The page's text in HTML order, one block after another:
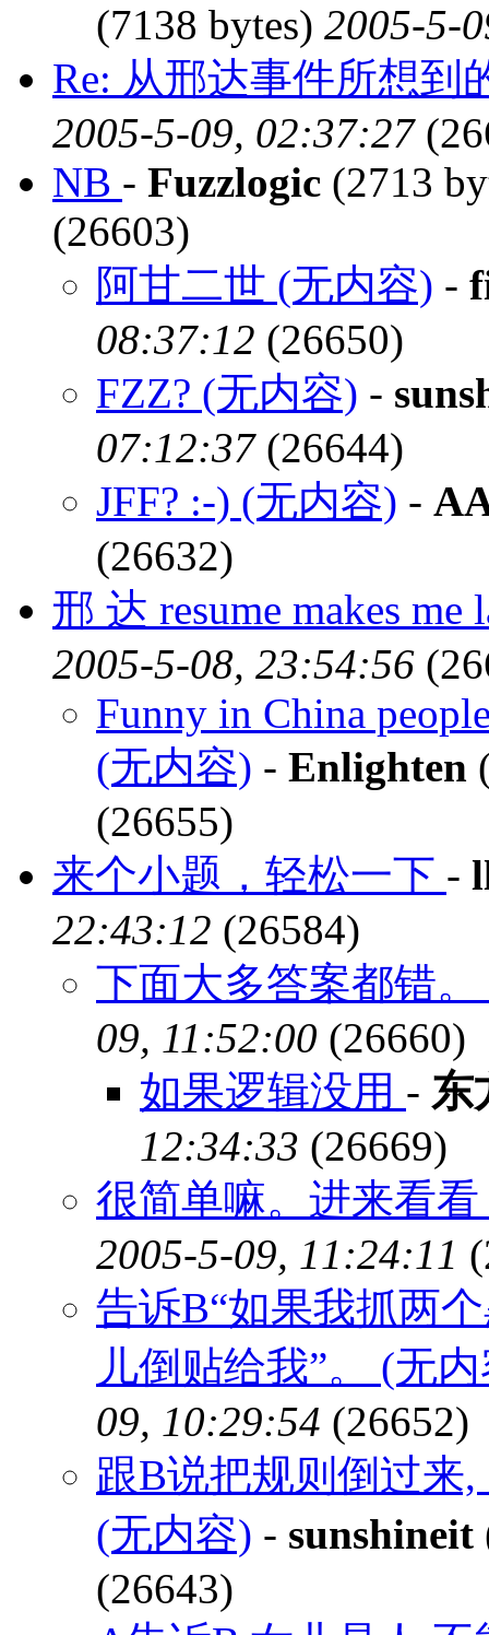
(7138 bytes) 2005-5-
Re: 从邢达事件所想到
2005-5-09, 02:37:27
NB - Fuzzlogic (2713
(26603)
阿甘二世 (无内容) -
08:37:12 (26650)
FZZ? (无内容) -
07:12:37(26644)
JFF? :-) (无内容) -
(26632)
邢 达 resume makes
2005-5-08, 23:54:56
Funny in China
(无内容) - Enlighten
(26655)
来个小题，轻松一下 -
22:43:12 (26584)
下面大多答案都错。
09, 11:52:00 (26660)
如果逻辑没用 - 东
12:34:33 (26669)
很简单嘛。进来看
2005-5-09, 11:24:11
告诉B“如果我抓两
儿倒贴给我”。 (无
09, 10:29:54 (26652)
跟B说把规则倒过来
(无内容) - sunshineit
(26643)